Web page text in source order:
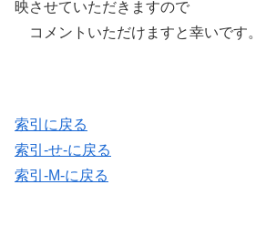
映させていただきますので
コメントいただけますと幸いです。
索引に戻る
索引-せ-に戻る
索引-M-に戻る